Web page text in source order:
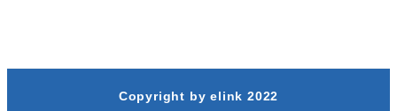
Copyright by elink 2022